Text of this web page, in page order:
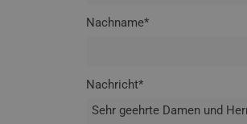
Nachname*
Nachricht*